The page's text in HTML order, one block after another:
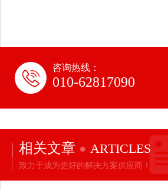
咨询热线：
010-62817090
相关文章 ARTICLES
致力于成为更好的解决方案供应商！